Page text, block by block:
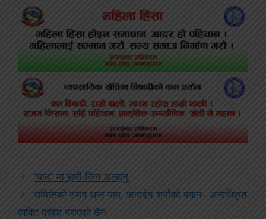
“वाद” मा हामी किन अल्झनु
समितिको समय थप्न माग, जनार्दन शर्माको बयान- अनाधिकृत
व्यक्ति प्रवेश गराएको छैन